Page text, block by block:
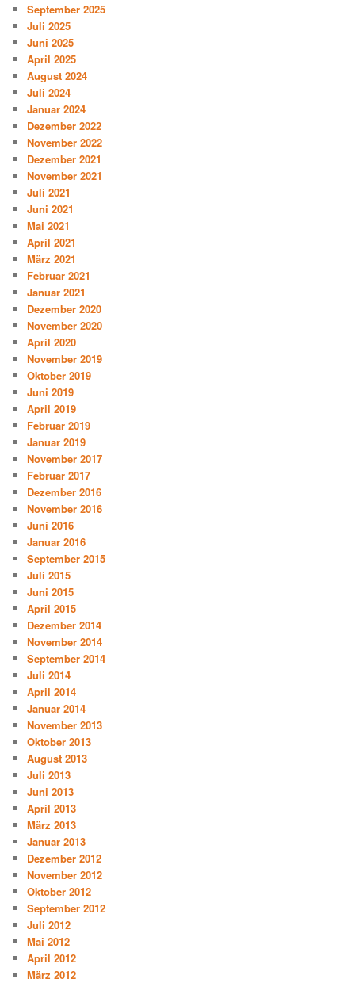
September 2025
Juli 2025
Juni 2025
April 2025
August 2024
Juli 2024
Januar 2024
Dezember 2022
November 2022
Dezember 2021
November 2021
Juli 2021
Juni 2021
Mai 2021
April 2021
März 2021
Februar 2021
Januar 2021
Dezember 2020
November 2020
April 2020
November 2019
Oktober 2019
Juni 2019
April 2019
Februar 2019
Januar 2019
November 2017
Februar 2017
Dezember 2016
November 2016
Juni 2016
Januar 2016
September 2015
Juli 2015
Juni 2015
April 2015
Dezember 2014
November 2014
September 2014
Juli 2014
April 2014
Januar 2014
November 2013
Oktober 2013
August 2013
Juli 2013
Juni 2013
April 2013
März 2013
Januar 2013
Dezember 2012
November 2012
Oktober 2012
September 2012
Juli 2012
Mai 2012
April 2012
März 2012